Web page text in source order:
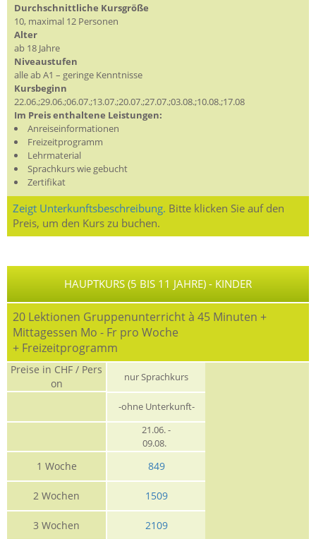
Durchschnittliche Kursgröße
10, maximal 12 Personen
Alter
ab 18 Jahre
Niveaustufen
alle ab A1 – geringe Kenntnisse
Kursbeginn
22.06.;29.06.;06.07.;13.07.;20.07.;27.07.;03.08.;10.08.;17.08
Im Preis enthaltene Leistungen:
Anreiseinformationen
Freizeitprogramm
Lehrmaterial
Sprachkurs wie gebucht
Zertifikat
Zeigt Unterkunftsbeschreibung. Bitte klicken Sie auf den
Preis, um den Kurs zu buchen.
HAUPTKURS (5 BIS 11 JAHRE) - KINDER
20 Lektionen Gruppenunterricht à 45 Minuten +
Mittagessen Mo - Fr pro Woche
+ Freizeitprogramm
Preise in CHF / Pers
on
nur Sprachkurs
-ohne Unterkunft-
21.06. -
09.08.
1 Woche 849
2 Wochen 1509
3 Wochen 2109